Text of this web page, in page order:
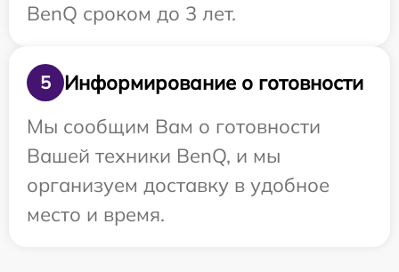
BenQ сроком до 3 лет.
5
Информирование о готовности
Мы сообщим Вам о готовности
Вашей техники BenQ, и мы
организуем доставку в удобное
место и время.